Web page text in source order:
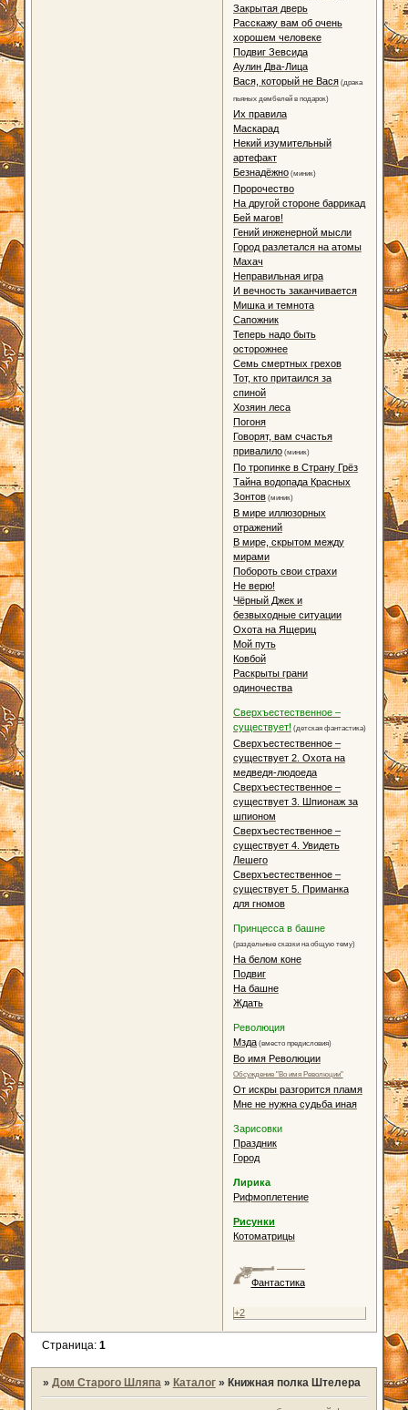
Закрытая дверь
Расскажу вам об очень
хорошем человеке
Подвиг Зевсида
Аулин Два-Лица
Вася, который не Вася (драка
пьяных дембелей в подарок)
Их правила
Маскарад
Некий изумительный
артефакт
Безнадёжно(миник)
Пророчество
На другой стороне баррикад
Бей магов!
Гений инженерной мысли
Город разлетался на атомы
Махач
Неправильная игра
И вечность заканчивается
Мишка и темнота
Сапожник
Теперь надо быть
осторожнее
Семь смертных грехов
Тот, кто притаился за
спиной
Хозяин леса
Погоня
Говорят, вам счастья
привалило(миник)
По тропинке в Страну Грёз
Тайна водопада Красных
Зонтов(миник)
В мире иллюзорных
отражений
В мире, скрытом между
мирами
Побороть свои страхи
Не верю!
Чёрный Джек и
безвыходные ситуации
Охота на Ящериц
Мой путь
Ковбой
Раскрыты грани
одиночества
Сверхъестественное –
существует! (детская фантастика)
Сверхъестественное –
существует 2. Охота на
медведя-людоеда
Сверхъестественное –
существует 3. Шпионаж за
шпионом
Сверхъестественное –
существует 4. Увидеть
Лешего
Сверхъестественное –
существует 5. Приманка
для гномов
Принцесса в башне
(раздельные сказки на общую тему)
На белом коне
Подвиг
На башне
Ждать
Революция
Мзда(вместо предисловия)
Во имя Революции
Обсуждение "Во имя Революции"
От искры разгорится пламя
Мне не нужна судьба иная
Зарисовки
Праздник
Город
Лирика
Рифмоплетение
Рисунки
Котоматрицы
Фантастика
+2
Страница: 1
» Дом Старого Шляпа » Каталог » Книжная полка Штелера